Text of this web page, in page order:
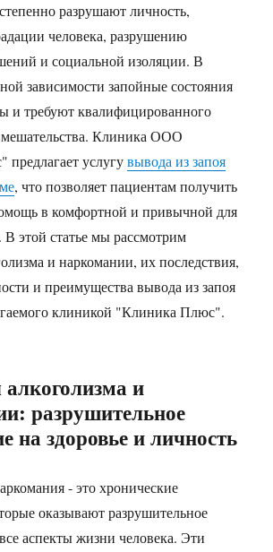
разрушают личность,
человека, разрушению
и социальной изоляции. В
зависимости запойные состояния
и требуют квалифицированного
Клиника ООО
услугувывода из запоя
, что позволяет пациентам получить
в комфортной и привычной для
В этой статье мы рассмотрим
и наркомании, их последствия,
и преимущества вывода из запоя
клиникой "Клиника Плюс".
и
разрушительное
на здоровье и личность
- это хронические
оказывают разрушительное
аспекты жизни человека. Эти